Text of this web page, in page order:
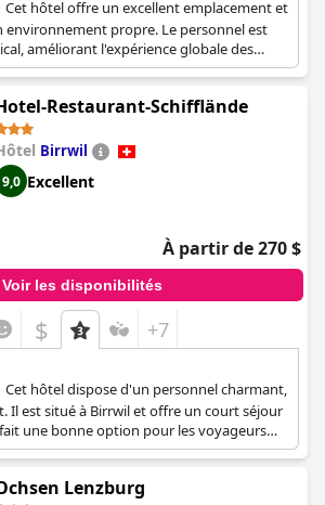
Cet hôtel offre un excellent emplacement et
environnement propre. Le personnel est
améliorant l'expérience globale des
Restaurant-Schifflände
Birrwil
9,0 Excellent
À partir de 270 $
Voir les disponibilités
$ +7
Cet hôtel dispose d'un personnel charmant,
Il est situé à Birrwil et offre un court séjour
une bonne option pour les voyageurs
confortable et hospitalier.
Lenzburg